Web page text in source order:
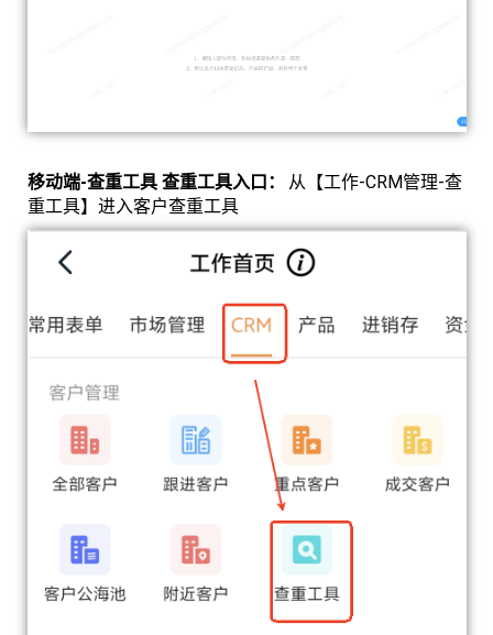
移动端-查重工具 查重工具入口：
从【工作-CRM管理-查
重工具】进入客户查重工具